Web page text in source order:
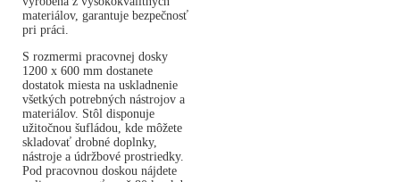
materiálov, garantuje bezpečnosť
pri práci.
S rozmermi pracovnej dosky
1200 x 600 mm dostanete
dostatok miesta na uskladnenie
všetkých potrebných nástrojov a
materiálov. Stôl disponuje
užitočnou šufládou, kde môžete
skladovať drobné doplnky,
nástroje a údržbové prostriedky.
Pod pracovnou doskou nájdete